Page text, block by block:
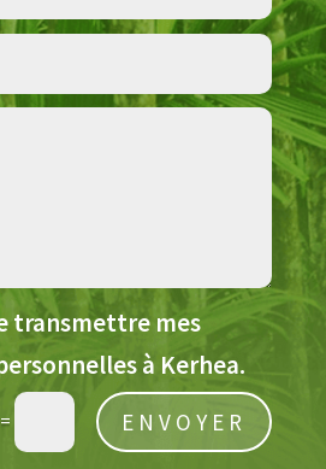
transmettre mes
à Kerhea.
= ENVOYER